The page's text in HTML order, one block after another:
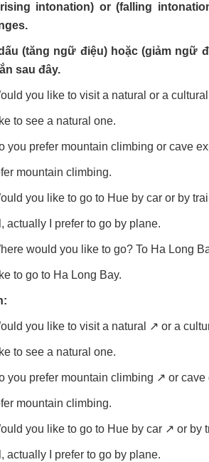
intonation) or (falling
(tăng ngữ điệu) hoặc (giảm ngữ
sau đây.
you like to visit a natural or a
to see a natural one.
you prefer mountain climbing or cave
mountain climbing.
you like to go to Hue by car or by
actually I prefer to go by plane.
would you like to go? To Ha Long
to go to Ha Long Bay.
you like to visit a natural ↗ or a
to see a natural one.
you prefer mountain climbing ↗ or
mountain climbing.
you like to go to Hue by car ↗ or by
actually I prefer to go by plane.